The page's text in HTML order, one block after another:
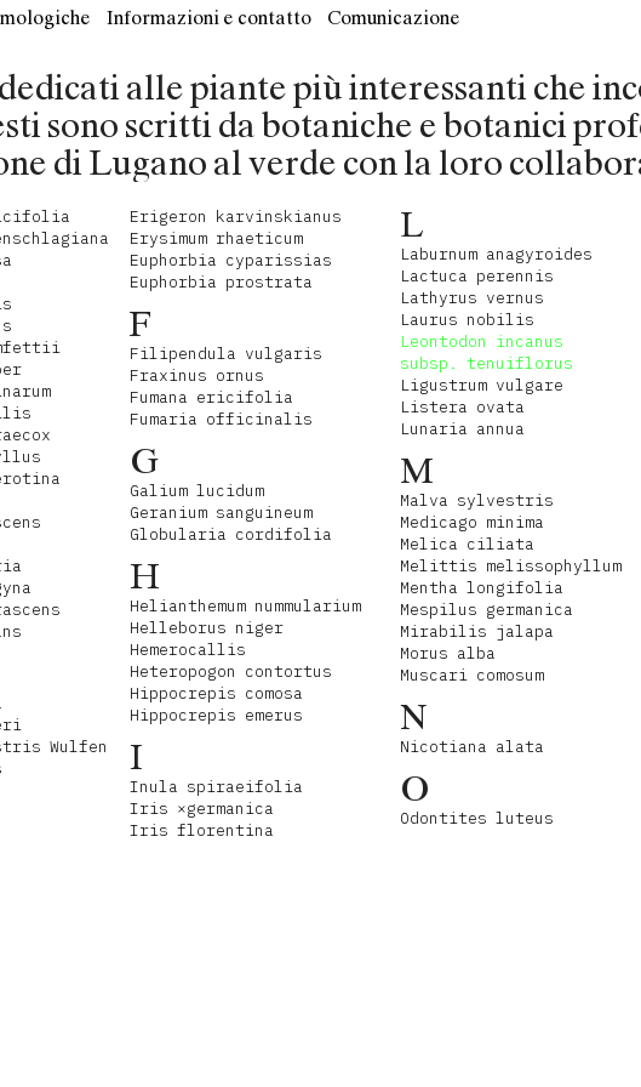
Informazioni e contatto Comunicazione
alle piante più interessanti che
sono scritti da botaniche e botanici
di Lugano al verde con la loro
Wulfen
Erigeron karvinskianus
Erysimum rhaeticum
Euphorbia cyparissias
Euphorbia prostrata
F
Filipendula vulgaris
Fraxinus ornus
Fumana ericifolia
Fumaria officinalis
G
Galium lucidum
Geranium sanguineum
Globularia cordifolia
H
Helianthemum nummularium
Helleborus niger
Hemerocallis
Heteropogon contortus
Hippocrepis comosa
Hippocrepis emerus
I
Inula spiraeifolia
Iris ×germanica
Iris florentina
L
Laburnum anagyroides
Lactuca perennis
Lathyrus vernus
Laurus nobilis
Leontodon incanus
subsp. tenuiflorus
Ligustrum vulgare
Listera ovata
Lunaria annua
M
Malva sylvestris
Medicago minima
Melica ciliata
Melittis melissophyllum
Mentha longifolia
Mespilus germanica
Mirabilis jalapa
Morus alba
Muscari comosum
N
Nicotiana alata
O
Odontites luteus